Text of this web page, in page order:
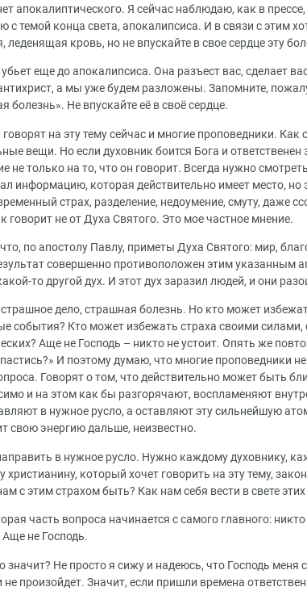
апокалиптического. Я сейчас наблюдаю, как в
с темой конца света, апокалипсиса. И в связи с этим
леденящая кровь, но не впускайте в свое сердце эту
еще до апокалипсиса. Она разъест вас, сделает
а мы уже будем разложены. Запомните,
болезнь». Не впускайте её в своё сердце.
на эту тему сейчас и многие проповедники.
вещи. Но если духовник боится Бога и
не только на то, что он говорит. Всегда нужно
информацию, которая действительно имеет место, но
страх, разделение, недоумение, смуту, даже
говорит не от Духа Святого. Это мое частное мнение.
по апостолу Павлу, приметы Духа Святого: мир,
совершенно противоположен этим указанным
то другой дух. И этот дух заразил людей, и они
дело, страшная болезнь. Но кто может
события? Кто может избежать страха своими силами,
Аще не Господь – никто не устоит. Опять же
И поэтому думаю, что многие проповедники
Говорят о том, что действительно может быть
и на этом как бы разгорячают, воспламеняют
в нужное русло, а оставляют эту сильнейшую
свою энергию дальше, неизвестно.
в нужное русло. Нужно каждому духовнику,
христианину, который хочет говорить на эту тему,
с этим страхом быть? Как нам себя вести в свете
часть вопроса начинается с самого главного:
не Господь.
значит? Не просто я сижу и надеюсь, что Господь меня
не произойдет. Значит, если пришли времена